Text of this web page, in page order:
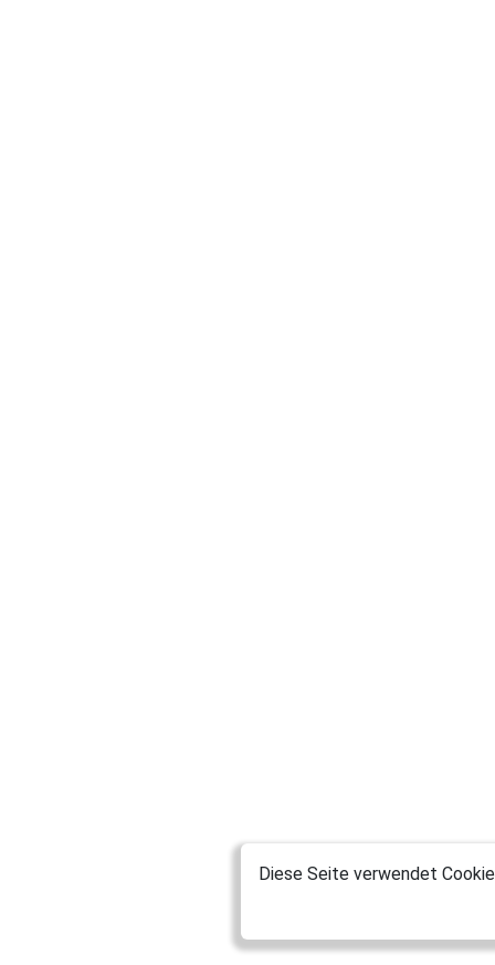
Diese Seite verwendet